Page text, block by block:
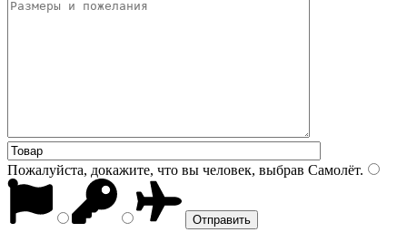
Пожалуйста, докажите, что вы человек, выбрав Самолёт.